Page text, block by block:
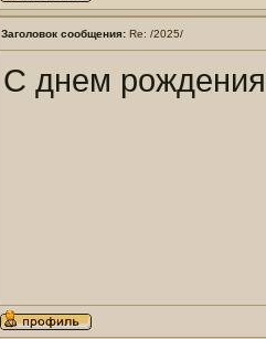
Заголовок сообщения: Re: /2025/
С днем